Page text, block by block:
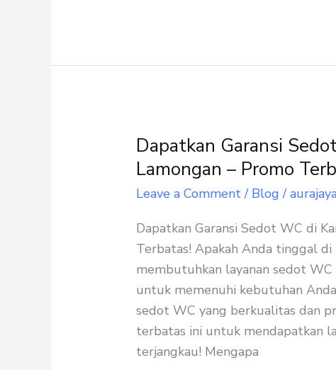
Dapatkan Garansi
Lamongan – Promo
Leave a Comment / Blog /
Dapatkan Garansi Sedot WC di
Terbatas! Apakah Anda tinggal di
membutuhkan layanan sedot WC
untuk memenuhi kebutuhan
sedot WC yang berkualitas dan
terbatas ini untuk mendapatkan
terjangkau! Mengapa
Dapatkan
Garansi
Sedot
di
Karangbinangun
Lamongan
–
Promo
Terbatas!